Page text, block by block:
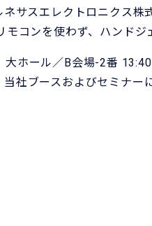
ネサスエレクトロニクス
コンを使わず、ハンド
大ホール／B会場-2番
社ブースおよびセミナー